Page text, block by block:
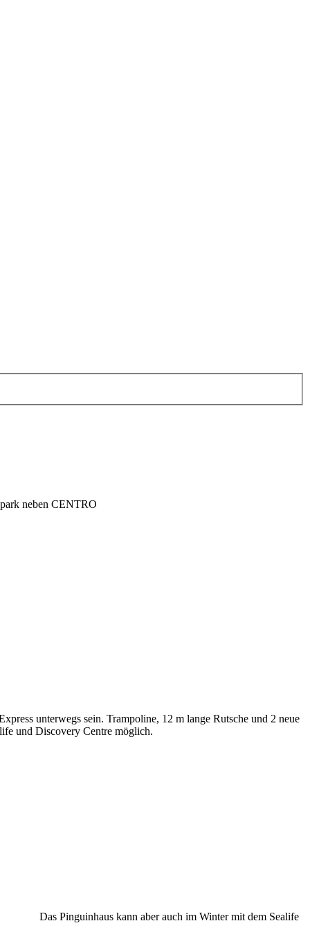
neben CENTRO
unterwegs sein. Trampoline, 12 m lange Rutsche und 2 neue
und Discovery Centre möglich.
Das Pinguinhaus kann aber auch im Winter mit dem Sealife